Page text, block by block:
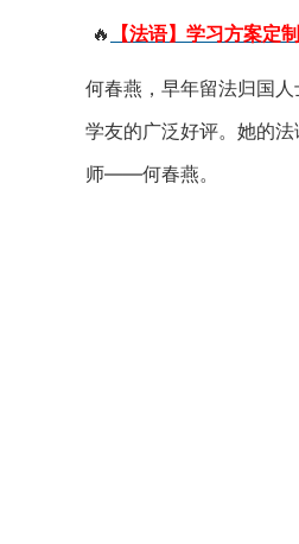
🔥 【法语】学习方案定
何春燕，早年留法归国
学友的广泛好评。她的
师——何春燕。